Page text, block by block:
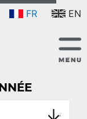
FR EN